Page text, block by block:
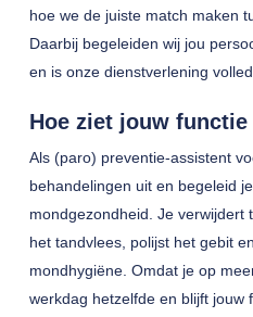
hoe we de juiste match maken
Daarbij begeleiden wij jou
en is onze dienstverlening
Hoe ziet jouw
Als (paro) preventie-assistent
behandelingen uit en begeleid
mondgezondheid. Je verwijdert
het tandvlees, polijst het gebit
mondhygiëne. Omdat je op
werkdag hetzelfde en blijft jouw